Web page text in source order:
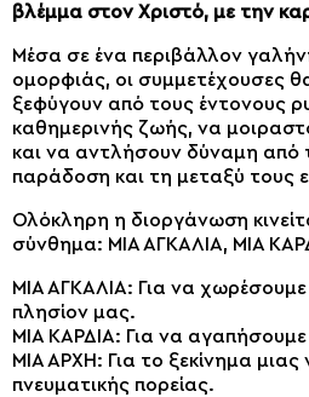
βλέμμα στον Χριστό, με την
Μέσα σε ένα περιβάλλον
ομορφιάς, οι συμμετέχουσες
ξεφύγουν από τους έντονους
καθημερινής ζωής, να
και να αντλήσουν δύναμη από
παράδοση και τη μεταξύ τους
Ολόκληρη η διοργάνωση
σύνθημα: ΜΙΑ ΑΓΚΑΛΙΑ, ΜΙΑ
ΜΙΑ ΑΓΚΑΛΙΑ: Για να
πλησίον μας.
ΜΙΑ ΚΑΡΔΙΑ: Για να
ΜΙΑ ΑΡΧΗ: Για το ξεκίνημα
πνευματικής πορείας.